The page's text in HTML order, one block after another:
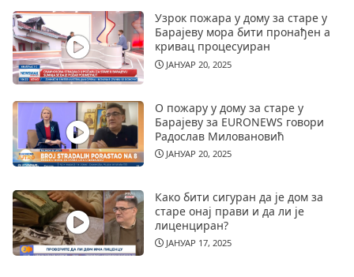
Узрок пожара у дому за старе у
Барајеву мора бити пронађен а
кривац процесуиран
ЈАНУАР 20, 2025
О пожару у дому за старе у
Барајеву за EURONEWS говори
Радослав Миловановић
ЈАНУАР 20, 2025
Како бити сигуран да је дом за
старе онај прави и да ли је
лиценциран?
ЈАНУАР 17, 2025